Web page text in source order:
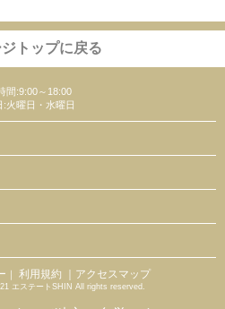
トップに戻る
間:9:00～18:00
:火曜日・水曜日
｜ 利用規約 ｜アクセスマップ
エステートSHIN All rights reserved.